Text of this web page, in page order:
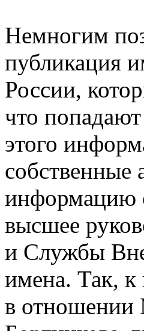
Немногим
публикация
России,
что
этого
собственные
информацию
высшее
и Службы
имена. Так, к
в отношении